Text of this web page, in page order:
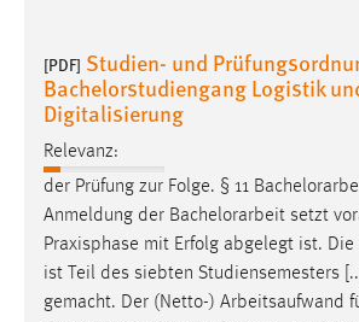
Material
[PDF] Studien- und
Bachelorstudiengang Logistik
Digitalisierung
Relevanz:
der Prüfung zur Folge. § 11
Anmeldung derBachelorarbeitsetzt
3 Monate
Facebook Pixel
Name:
_fbp
Anbieter: